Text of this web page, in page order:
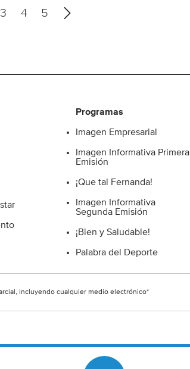
3 4 5
e
e
Programas
Imagen Empresarial
Imagen Informativa Primera
Emisión
¡Que tal Fernanda!
Imagen Informativa
Segunda Emisión
¡Bien y Saludable!
Palabra del Deporte
incluyendo cualquier medio electrónico*